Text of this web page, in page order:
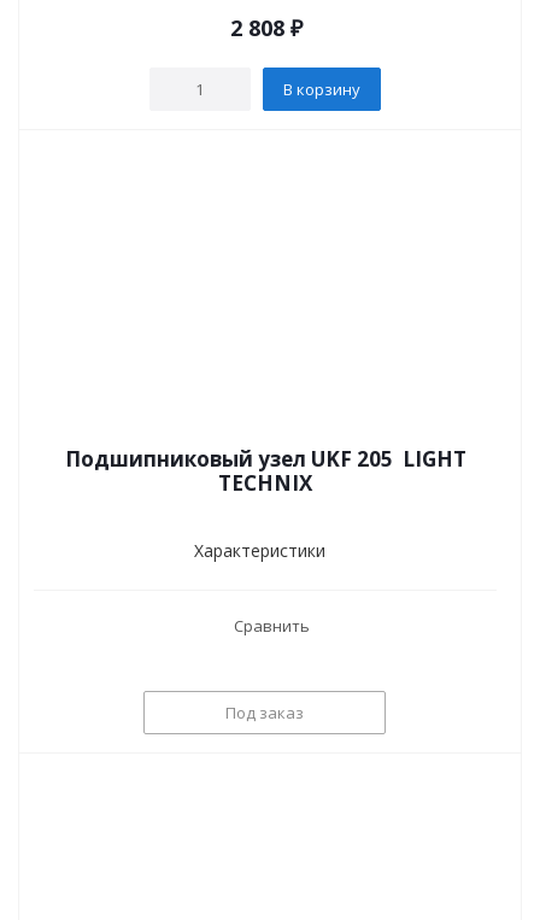
2 808₽
В корзину
Подшипниковый узел UKF 205 LIGHT
TECHNIX
Характеристики
Сравнить
Под заказ